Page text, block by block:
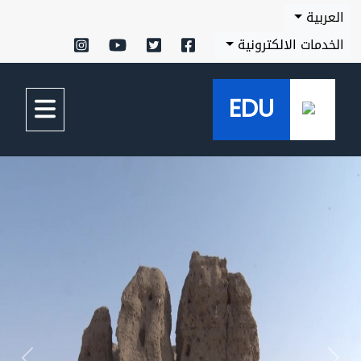
العربية
الخدمات الالكترونية
EDU